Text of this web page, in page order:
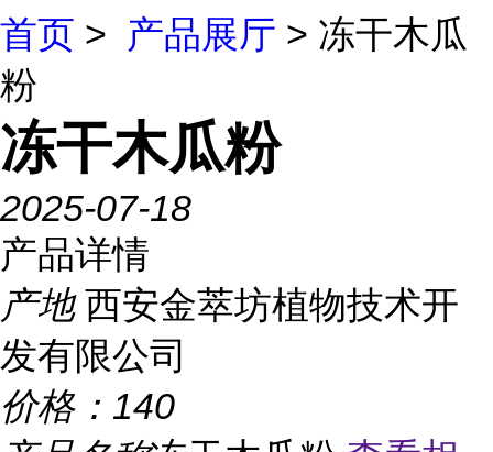
首页 > 产品展厅 > 冻干木瓜
粉
冻干木瓜粉
2025-07-18
产品详情
产地 西安金萃坊植物技术开
发有限公司
价格： 140